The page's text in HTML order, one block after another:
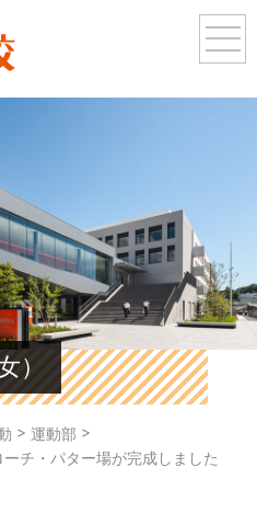
）
> 運動部 >
ーチ・パター場が完成しました